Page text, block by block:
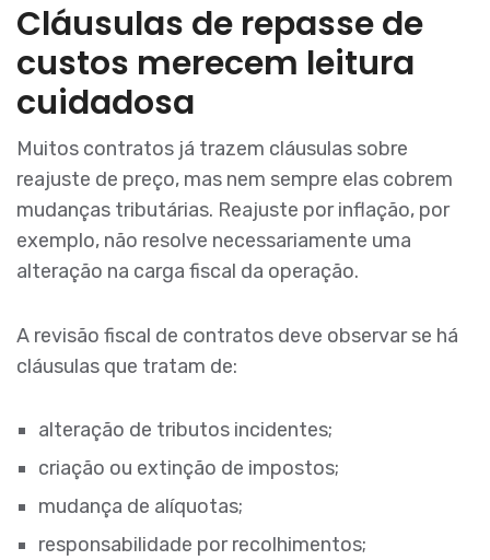
Cláusulas de repasse de
custos merecem leitura
cuidadosa
Muitos contratos já trazem cláusulas sobre
reajuste de preço, mas nem sempre elas cobrem
mudanças tributárias. Reajuste por inflação, por
exemplo, não resolve necessariamente uma
alteração na carga fiscal da operação.
A revisão fiscal de contratos deve observar se há
cláusulas que tratam de:
alteração de tributos incidentes;
criação ou extinção de impostos;
mudança de alíquotas;
responsabilidade por recolhimentos;